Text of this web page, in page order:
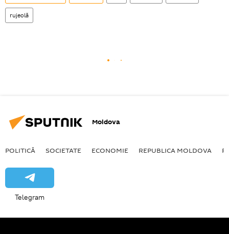
rujeolă
Moldova
POLITICĂ SOCIETATE ECONOMIE REPUBLICA MOLDOVA
Telegram